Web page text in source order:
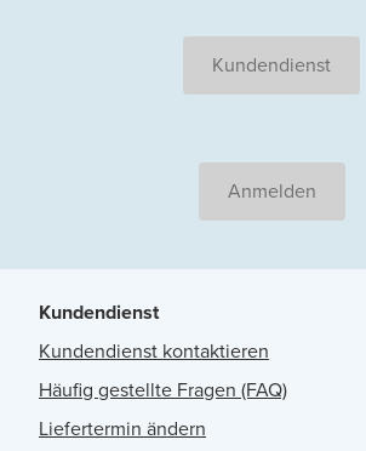
Kundendienst
Anmelden
Kundendienst
Kundendienst kontaktieren
Häufig gestellte Fragen (FAQ)
Liefertermin ändern